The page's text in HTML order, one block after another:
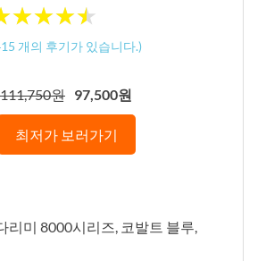
★★★★
★★★★
개의 후기가 있습니다.)
111,750원 97,500원
최저가 보러가기
리미 8000시리즈, 코발트 블루,